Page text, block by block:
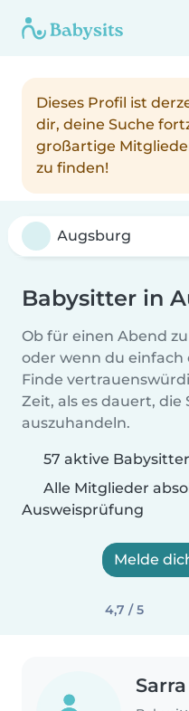
Dieses Profil ist
dir, deine Suche
großartige
zu finden!
Babysitter in
Ob für einen Abend
oder wenn du einfach
Finde
Zeit, als es dauert, die
auszuhandeln.
57 aktive
Alle Mitglieder
Ausweisprüfung
Melde
4,7 / 5
Sarra